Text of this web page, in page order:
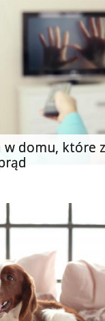
w domu, które